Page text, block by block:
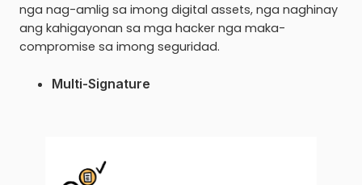
nga nag-amlig sa imong digital assets, nga naghinay
ang kahigayonan sa mga hacker nga maka-
compromise sa imong seguridad.
Multi-Signature